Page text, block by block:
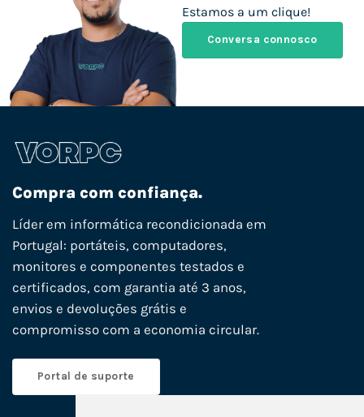
Estamos a um clique!
Conversa connosco
Compra com confiança.
Líder em informática recondicionada em
Portugal: portáteis, computadores,
monitores e componentes testados e
certificados, com garantia até 3 anos,
envios e devoluções grátis e
compromisso com a economia circular.
Portal de suporte